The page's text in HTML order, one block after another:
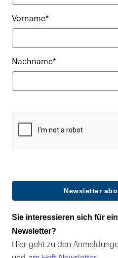
Vorname*
Nachname*
Newsletter
Sie interessieren sich für
Newsletter?
Hier geht zu den